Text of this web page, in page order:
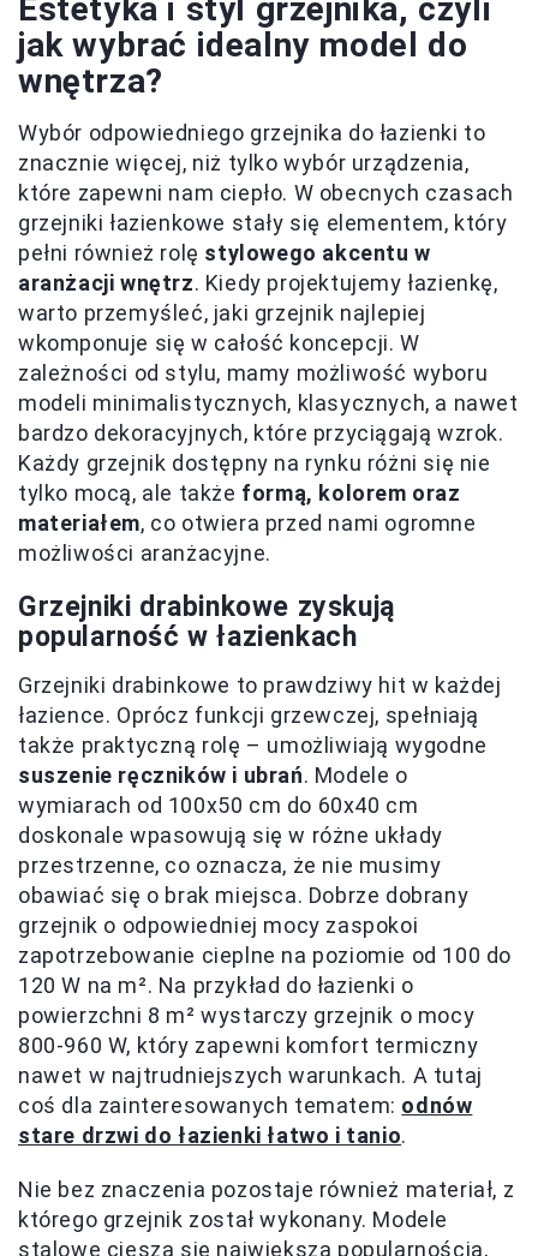
Estetyka i styl grzejnika, czyli
jak wybrać idealny model do
wnętrza?
Wybór odpowiedniego grzejnika do łazienki to
znacznie więcej, niż tylko wybór urządzenia,
które zapewni nam ciepło. W obecnych czasach
grzejniki łazienkowe stały się elementem, który
pełni również rolę stylowego akcentu w
aranżacji wnętrz. Kiedy projektujemy łazienkę,
warto przemyśleć, jaki grzejnik najlepiej
wkomponuje się w całość koncepcji. W
zależności od stylu, mamy możliwość wyboru
modeli minimalistycznych, klasycznych, a nawet
bardzo dekoracyjnych, które przyciągają wzrok.
Każdy grzejnik dostępny na rynku różni się nie
tylko mocą, ale także formą, kolorem oraz
materiałem, co otwiera przed nami ogromne
możliwości aranżacyjne.
Grzejniki drabinkowe zyskują
popularność w łazienkach
Grzejniki drabinkowe to prawdziwy hit w każdej
łazience. Oprócz funkcji grzewczej, spełniają
także praktyczną rolę – umożliwiają wygodne
suszenie ręczników i ubrań. Modele o
wymiarach od 100x50 cm do 60x40 cm
doskonale wpasowują się w różne układy
przestrzenne, co oznacza, że nie musimy
obawiać się o brak miejsca. Dobrze dobrany
grzejnik o odpowiedniej mocy zaspokoi
zapotrzebowanie cieplne na poziomie od 100 do
120 W na m². Na przykład do łazienki o
powierzchni 8 m² wystarczy grzejnik o mocy
800-960 W, który zapewni komfort termiczny
nawet w najtrudniejszych warunkach. A tutaj
coś dla zainteresowanych tematem: odnów
stare drzwi do łazienki łatwo i tanio.
Nie bez znaczenia pozostaje również materiał, z
którego grzejnik został wykonany. Modele
stalowe cieszą się największą popularnością,